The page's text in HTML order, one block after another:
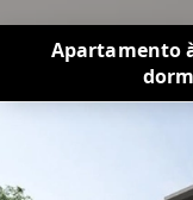
Apartamento